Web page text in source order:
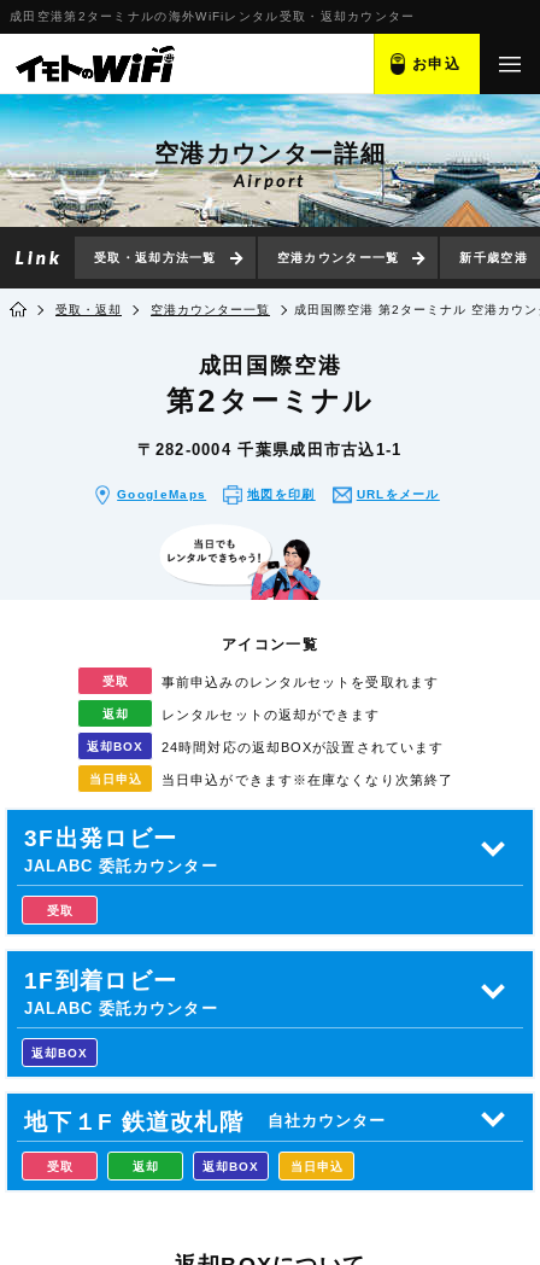
成田空港第2ターミナルの海外WiFiレンタル受取・返却カウンター
お申込
空港カウンター詳細
Airport
受取・返却方法一覧 空港カウンター一覧 新千歳空港
受取・返却 空港カウンター一覧 成田国際空港 第2ターミナル 空港カウン
成田国際空港
第2 ターミナル
〒282-0004 千葉県成田市古込1-1
GoogleMaps 地図を印刷 URLをメール
アイコン一覧
受取 事前申込みのレンタルセットを受取れます
返却 レンタルセットの返却ができます
返却BOX 24時間対応の返却BOXが設置されています
当日 申込 当日申込ができます※在庫なくなり次第終了
3F出発ロビー
JALABC 委託カウンター
受取
1F到着ロビー
JALABC 委託カウンター
返却BOX
地下１F 鉄道改札階 自社カウンター
受取 返却 返却BOX 当日申込